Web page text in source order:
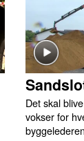
Det skal
vokser for
byggelederen